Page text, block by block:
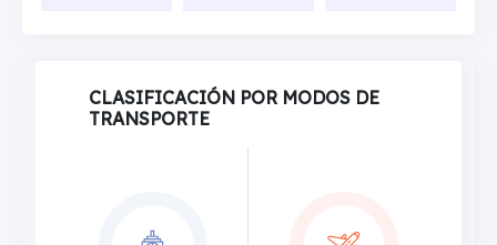
CLASIFICACIÓN POR MODOS DE
TRANSPORTE